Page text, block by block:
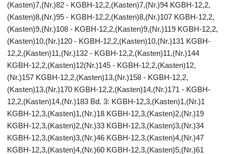
(Kasten)7,(Nr.)82 - KGBH-12,2,(Kasten)7,(Nr.)94 KGBH-12,2,
(Kasten)8,(Nr.)95 - KGBH-12,2,(Kasten)8,(Nr.)107 KGBH-12,2,
(Kasten)9,(Nr.)108 - KGBH-12,2,(Kasten)9,(Nr.)119 KGBH-12,2,
(Kasten)10,(Nr.)120 - KGBH-12,2,(Kasten)10,(Nr.)131 KGBH-
12,2,(Kasten)11,(Nr.)132 - KGBH-12,2,(Kasten)11,(Nr.)144
KGBH-12,2,(Kasten)12(Nr.)145 - KGBH-12,2,(Kasten)12,
(Nr.)157 KGBH-12,2,(Kasten)13,(Nr.)158 - KGBH-12,2,
(Kasten)13,(Nr.)170 KGBH-12,2,(Kasten)14,(Nr.)171 - KGBH-
12,2,(Kasten)14,(Nr.)183 Bd. 3: KGBH-12,3,(Kasten)1,(Nr.)1
KGBH-12,3,(Kasten)1,(Nr.)18 KGBH-12,3,(Kasten)2,(Nr.)19
KGBH-12,3,(Kasten)2,(Nr.)33 KGBH-12,3,(Kasten)3,(Nr.)34
KGBH-12,3,(Kasten)3,(Nr.)46 KGBH-12,3,(Kasten)4,(Nr.)47
KGBH-12,3,(Kasten)4,(Nr.)60 KGBH-12,3,(Kasten)5,(Nr.)61